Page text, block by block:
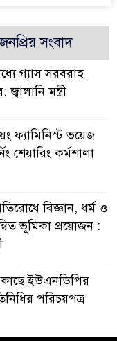
সংবাদ
গ্যাস সরবরাহ
মন্ত্রী
ফ্যামিনিস্ট ভয়েজ
শেয়ারিং কর্মশালা
বিজ্ঞান, ধর্ম ও
ভূমিকা প্রয়োজন :
কা‌ছে ইউএনডিপির
পরিচয়পত্র